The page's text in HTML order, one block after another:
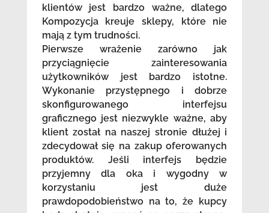
klientów jest bardzo ważne, dlatego
Kompozycja kreuje sklepy, które nie
mają z tym trudności.
Pierwsze wrażenie zarówno jak
przyciągnięcie zainteresowania
użytkowników jest bardzo istotne.
Wykonanie przystępnego i dobrze
skonfigurowanego interfejsu
graficznego jest niezwykle ważne, aby
klient został na naszej stronie dłużej i
zdecydował się na zakup oferowanych
produktów. Jeśli interfejs będzie
przyjemny dla oka i wygodny w
korzystaniu jest duże
prawdopodobieństwo na to, że kupcy